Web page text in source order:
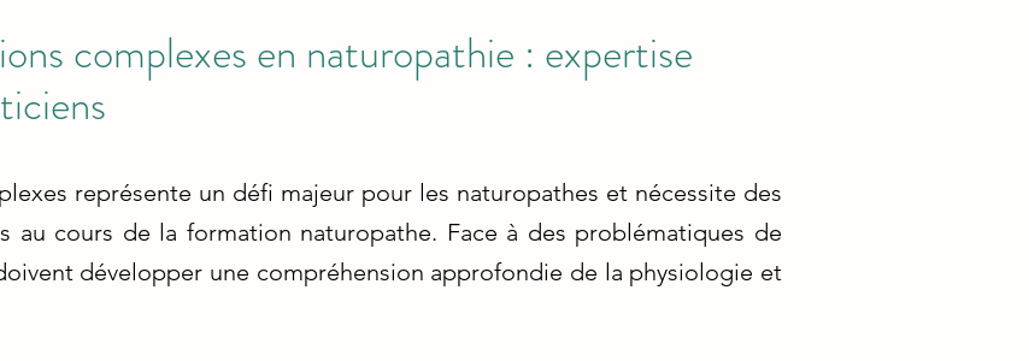
complexes en naturopathie : expertise
représente un défi majeur pour les naturopathes et nécessite des
au cours de la formation naturopathe. Face à des problématiques de
développer une compréhension approfondie de la physiologie et